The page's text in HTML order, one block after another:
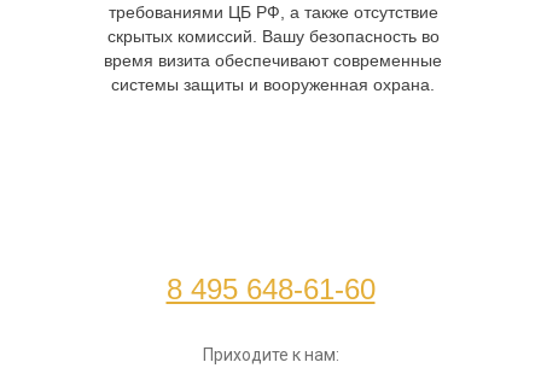
требованиями ЦБ РФ, а также отсутствие
скрытых комиссий. Вашу безопасность во
время визита обеспечивают современные
системы защиты и вооруженная охрана.
8 495 648-61-60
Приходите к нам: